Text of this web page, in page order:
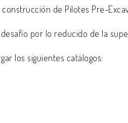
de Pilotes Pre-
por lo reducido de la
los siguientes catálogos: